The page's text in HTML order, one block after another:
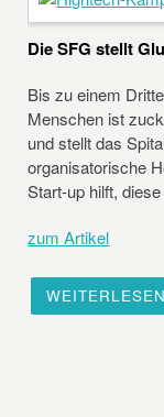
Die SFG stellt
Bis zu einem
Menschen ist
und stellt das
organisatorische
Start-up hilft,
zum Artikel